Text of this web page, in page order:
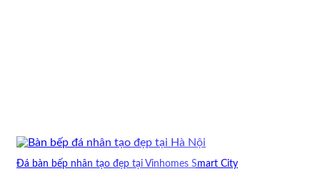
Đá bàn bếp nhân tạo đẹp tại Vinhomes Smart City